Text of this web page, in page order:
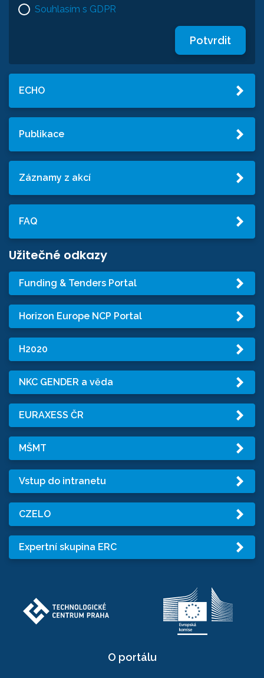
Souhlasím s GDPR
Potvrdit
ECHO
Publikace
Záznamy z akcí
FAQ
Užitečné odkazy
Funding & Tenders Portal
Horizon Europe NCP Portal
H2020
NKC GENDER a věda
EURAXESS ČR
MŠMT
Vstup do intranetu
CZELO
Expertní skupina ERC
O portálu